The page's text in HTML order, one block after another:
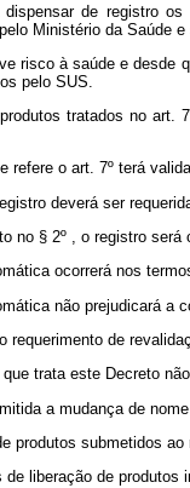
de registro
Ministério da Saúde
risco à saúde e desde
pelo SUS.
tratados no art.
refere o art. 7º terá
deverá ser
no § 2º , o registro
ocorrerá nos
não prejudicará a
requerimento de
trata este Decreto
a mudança de
produtos submetidos
de liberação de